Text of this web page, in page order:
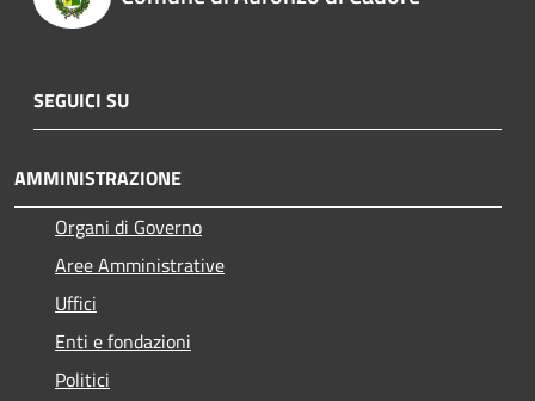
SEGUICI SU
AMMINISTRAZIONE
Organi di Governo
Aree Amministrative
Uffici
Enti e fondazioni
Politici